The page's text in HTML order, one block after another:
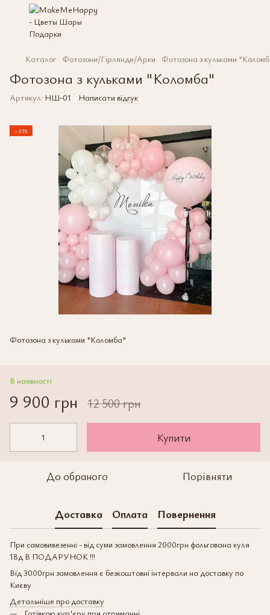
Каталог Фотозони/Гірлянди/Арки Фотозона з кульками
Фотозона з кульками "Коломба"
Артикул: НШ-01 Написати відгук
−21%
Фотозона з кульками "Коломба"
В наявності
9 900 грн 12 500 грн
Купити
До обраного Порівняти
Доставка Оплата Повернення
При самовивезенні - від суми замовлення 2000грн фольгована куля
18д В ПОДАРУНОК !!!
Від 3000грн замовлення є безкоштовні інтервали на доставку по
Києву
Детальніше про доставку
Готівкою кур'єру при отриманні.